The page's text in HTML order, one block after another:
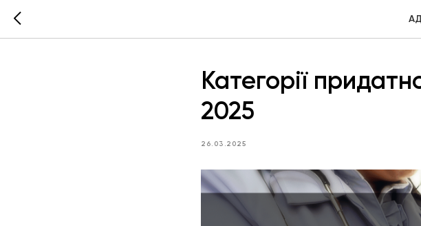
Категорії
2025
26.03.2025